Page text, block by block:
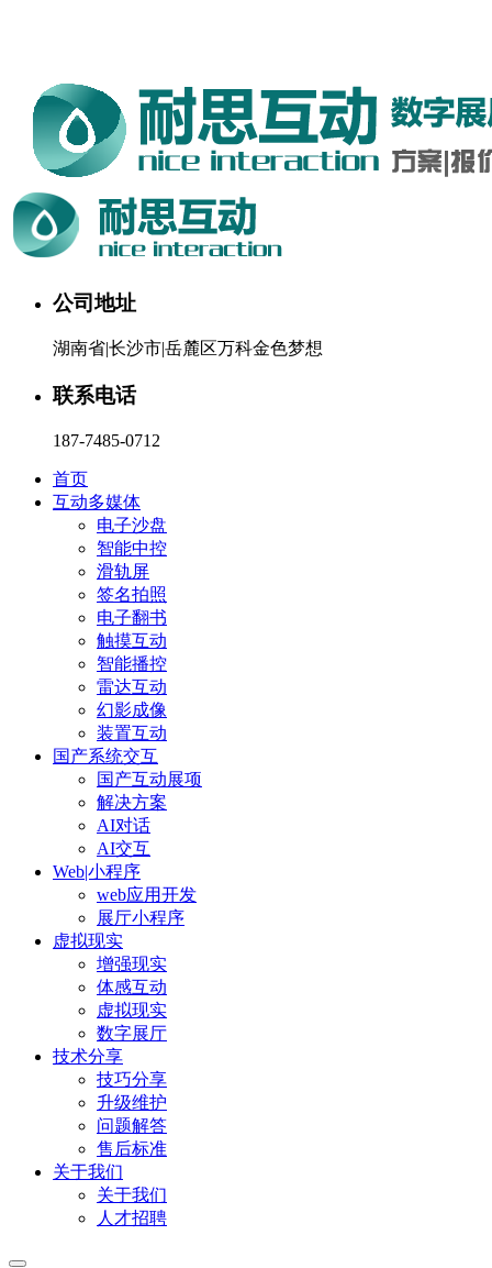
公司地址
湖南省|长沙市|岳麓区万科金色梦想
联系电话
187-7485-0712
首页
互动多媒体
电子沙盘
智能中控
滑轨屏
签名拍照
电子翻书
触摸互动
智能播控
雷达互动
幻影成像
装置互动
国产系统交互
国产互动展项
解决方案
AI对话
AI交互
Web|小程序
web应用开发
展厅小程序
虚拟现实
增强现实
体感互动
虚拟现实
数字展厅
技术分享
技巧分享
升级维护
问题解答
售后标准
关于我们
关于我们
人才招聘